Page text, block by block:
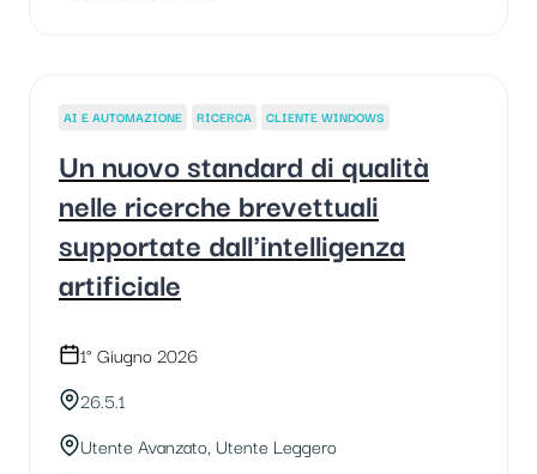
AI E AUTOMAZIONE RICERCA CLIENTE WINDOWS
Un nuovo standard di qualità
nelle ricerche brevettuali
supportate dall'intelligenza
artificiale
1° Giugno 2026
26.5.1
Utente Avanzato, Utente Leggero